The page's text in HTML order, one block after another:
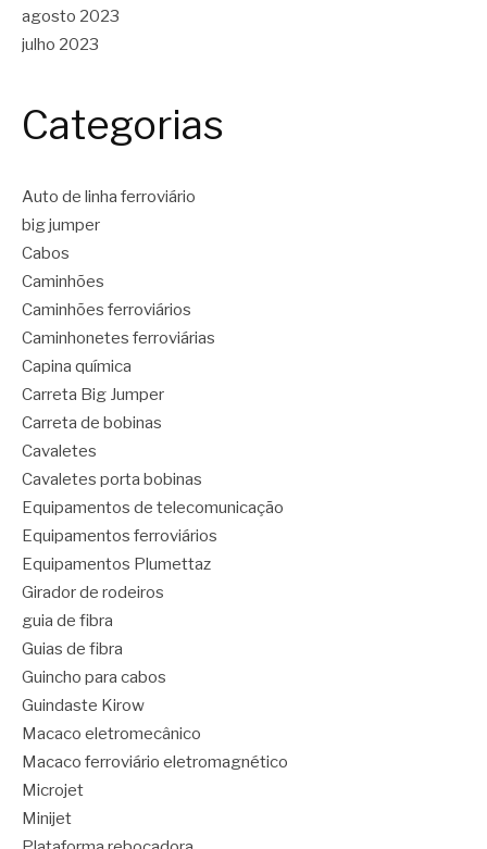
agosto 2023
julho 2023
Categorias
Auto de linha ferroviário
big jumper
Cabos
Caminhões
Caminhões ferroviários
Caminhonetes ferroviárias
Capina química
Carreta Big Jumper
Carreta de bobinas
Cavaletes
Cavaletes porta bobinas
Equipamentos de telecomunicação
Equipamentos ferroviários
Equipamentos Plumettaz
Girador de rodeiros
guia de fibra
Guias de fibra
Guincho para cabos
Guindaste Kirow
Macaco eletromecânico
Macaco ferroviário eletromagnético
Microjet
Minijet